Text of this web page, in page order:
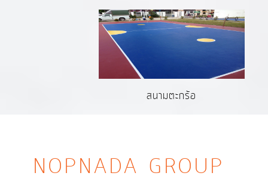
สนามตะกร้อ
NOPNADA GROUP